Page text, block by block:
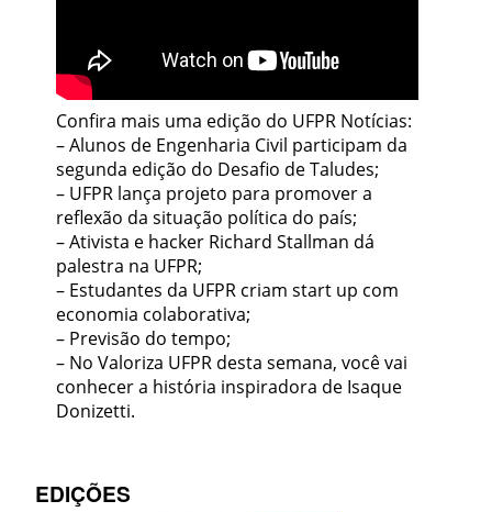
Confira mais uma edição do UFPR Notícias:
– Alunos de Engenharia Civil participam da
segunda edição do Desafio de Taludes;
– UFPR lança projeto para promover a
reflexão da situação política do país;
– Ativista e hacker Richard Stallman dá
palestra na UFPR;
– Estudantes da UFPR criam start up com
economia colaborativa;
– Previsão do tempo;
– No Valoriza UFPR desta semana, você vai
conhecer a história inspiradora de Isaque
Donizetti.
EDIÇÕES